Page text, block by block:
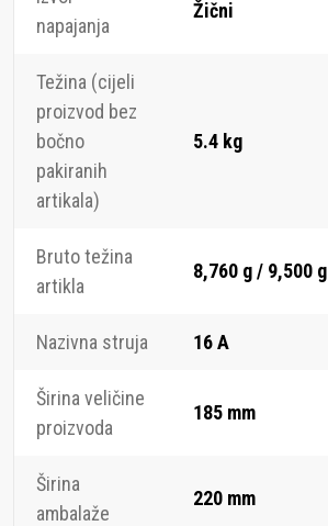
napajanja
Žični
Težina (cijeli
proizvod bez
bočno
pakiranih
artikala)
5.4 kg
Bruto težina
artikla
8,760 g / 9,500 g
Nazivna struja 16 A
Širina veličine
proizvoda
185 mm
Širina
ambalaže
220 mm